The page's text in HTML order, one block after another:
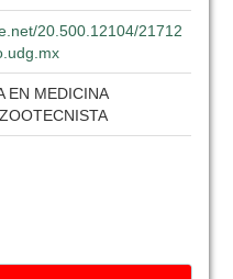
20.500.12104/21712
EN MEDICINA